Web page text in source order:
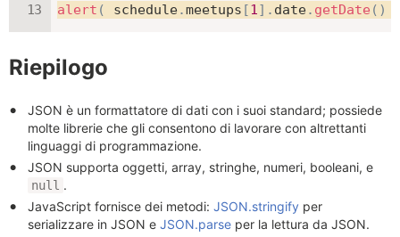
alert ( schedule.meetups [1] . date. getDate ( )
Riepilogo
JSON è un formattatore di dati con i suoi standard; possiede
molte librerie che gli consentono di lavorare con altrettanti
linguaggi di programmazione.
JSON supporta oggetti, array, stringhe, numeri, booleani, e
null .
JavaScript fornisce dei metodi: JSON.stringify per
serializzare in JSON e JSON.parse per la lettura da JSON.